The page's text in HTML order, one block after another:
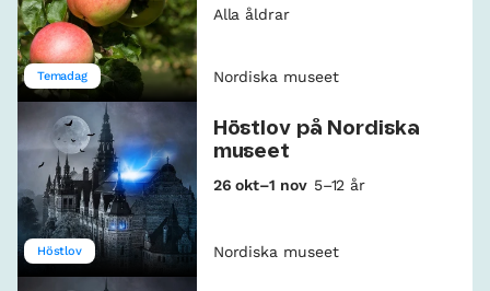
Temadag
Alla åldrar
Nordiska museet
Höstlov
Höstlov på Nordiska
museet
26 okt–1 nov 5–12 år
Nordiska museet